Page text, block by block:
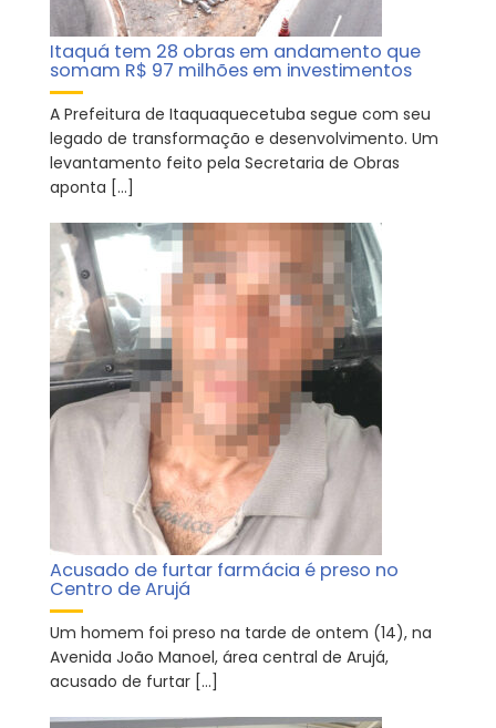
Itaquá tem 28 obras em andamento que
somam R$ 97 milhões em investimentos
A Prefeitura de Itaquaquecetuba segue com seu
legado de transformação e desenvolvimento. Um
levantamento feito pela Secretaria de Obras
aponta […]
Acusado de furtar farmácia é preso no
Centro de Arujá
Um homem foi preso na tarde de ontem (14), na
Avenida João Manoel, área central de Arujá,
acusado de furtar […]